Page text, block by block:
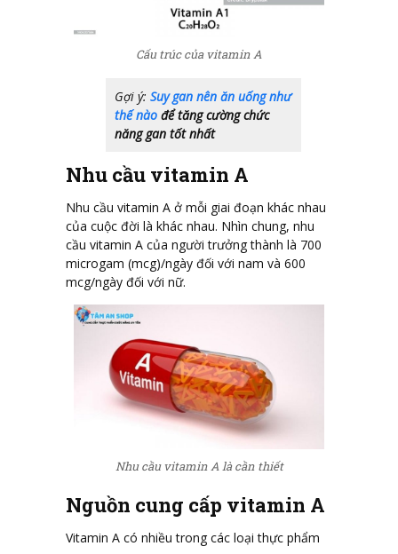
Cấu trúc của vitamin A
Gợi ý: Suy gan nên ăn uống như
thế nào để tăng cường chức
năng gan tốt nhất
Nhu cầu vitamin A
Nhu cầu vitamin A ở mỗi giai đoạn khác nhau
của cuộc đời là khác nhau. Nhìn chung, nhu
cầu vitamin A của người trưởng thành là 700
microgam (mcg)/ngày đối với nam và 600
mcg/ngày đối với nữ.
Nhu cầu vitamin A là cần thiết
Nguồn cung cấp vitamin A
Vitamin A có nhiều trong các loại thực phẩm